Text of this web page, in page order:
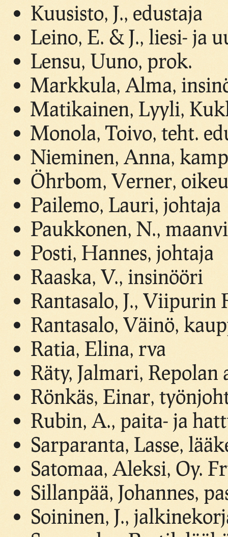
Kuusisto, J., edustaja
Leino, E. & J., liesi- ja
Lensu, Uuno, prok.
Markkula, Alma,
Matikainen, Lyyli,
Monola, Toivo, teht.
Nieminen, Anna,
Öhrbom, Verner,
Pailemo, Lauri, johtaja
Paukkonen, N.,
Posti, Hannes, johtaja
Raaska, V., insinööri
Rantasalo, J.,
Rantasalo, Väinö,
Ratia, Elina, rva
Räty, Jalmari, Repolan
Rönkäs, Einar,
Rubin, A., paita- ja
Sarparanta, Lasse,
Satomaa, Aleksi, Oy.
Sillanpää, Johannes,
Soininen, J.,